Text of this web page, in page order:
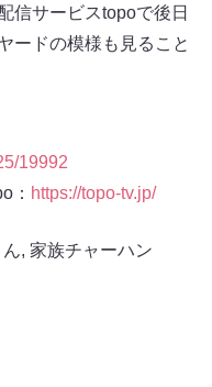
信サービスtopoで後日
ードの模様も見ること
19992
： https://topo-tv.jp/
, 家族チャーハン